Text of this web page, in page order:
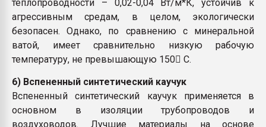
теплопроводности – 0,02-0,04 Вт/м*К, устойчив к
агрессивным средам, в целом, экологически
безопасен. Однако, по сравнению с минеральной
ватой, имеет сравнительно низкую рабочую
температуру, не превышающую 150 C.
6) Вспененный синтетический каучук
Вспененный синтетический каучук применяется в
основном в изоляции трубопроводов и
воздуховодов. Лучшие материалы на основе